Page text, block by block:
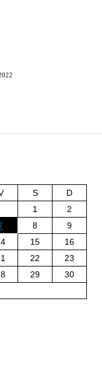
S
D
1
2
8
9
15
16
22
23
29
30